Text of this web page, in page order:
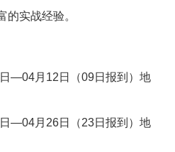
的实战经验。
—04月12日（09日报到）地
—04月26日（23日报到）地